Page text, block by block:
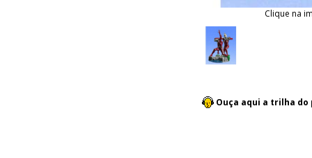
Clique na
Ouça aqui a trilha do